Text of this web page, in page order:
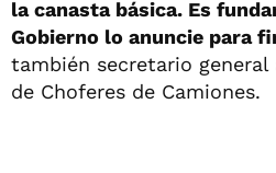
la canasta básica. Es
Gobierno lo anuncie para
también secretario
de Choferes de Camiones.